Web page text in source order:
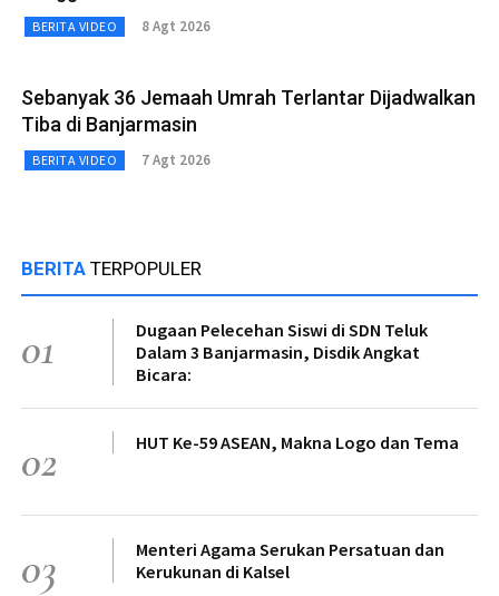
BERITA VIDEO 8 Agt 2026
Sebanyak 36 Jemaah Umrah Terlantar Dijadwalkan
Tiba di Banjarmasin
BERITA VIDEO 7 Agt 2026
BERITA TERPOPULER
01
Dugaan Pelecehan Siswi di SDN Teluk
Dalam 3 Banjarmasin, Disdik Angkat
Bicara:
02 HUT Ke-59 ASEAN, Makna Logo dan Tema
03
Menteri Agama Serukan Persatuan dan
Kerukunan di Kalsel